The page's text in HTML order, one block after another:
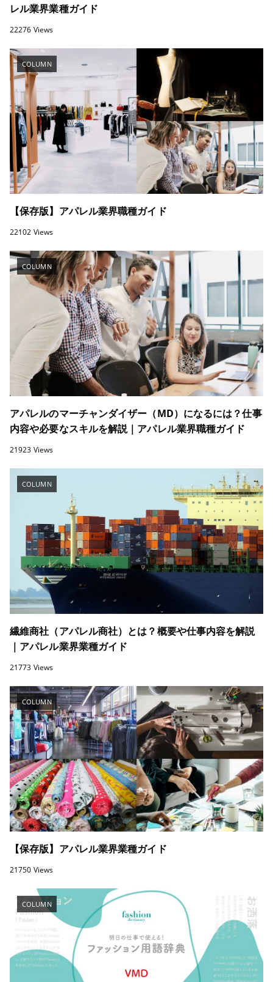
レル業界業種ガイド
22276 Views
COLUMN
【保存版】アパレル業界職種ガイド
22102 Views
COLUMN
アパレルのマーチャンダイザー（MD）になるには？仕事
内容や必要なスキルを解説｜アパレル業界職種ガイド
21923 Views
COLUMN
繊維商社（アパレル商社）とは？概要や仕事内容を解説
｜アパレル業界業種ガイド
21773 Views
COLUMN
【保存版】アパレル業界業種ガイド
21750 Views
COLUMN